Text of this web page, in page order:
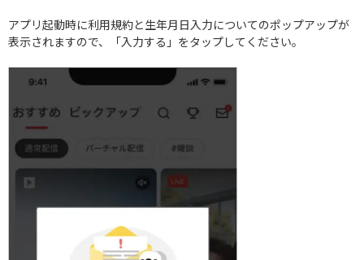
アプリ起動時に利用規約と生年月日入力についてのポップアップが
表示されますので、「入力する」をタップしてください。